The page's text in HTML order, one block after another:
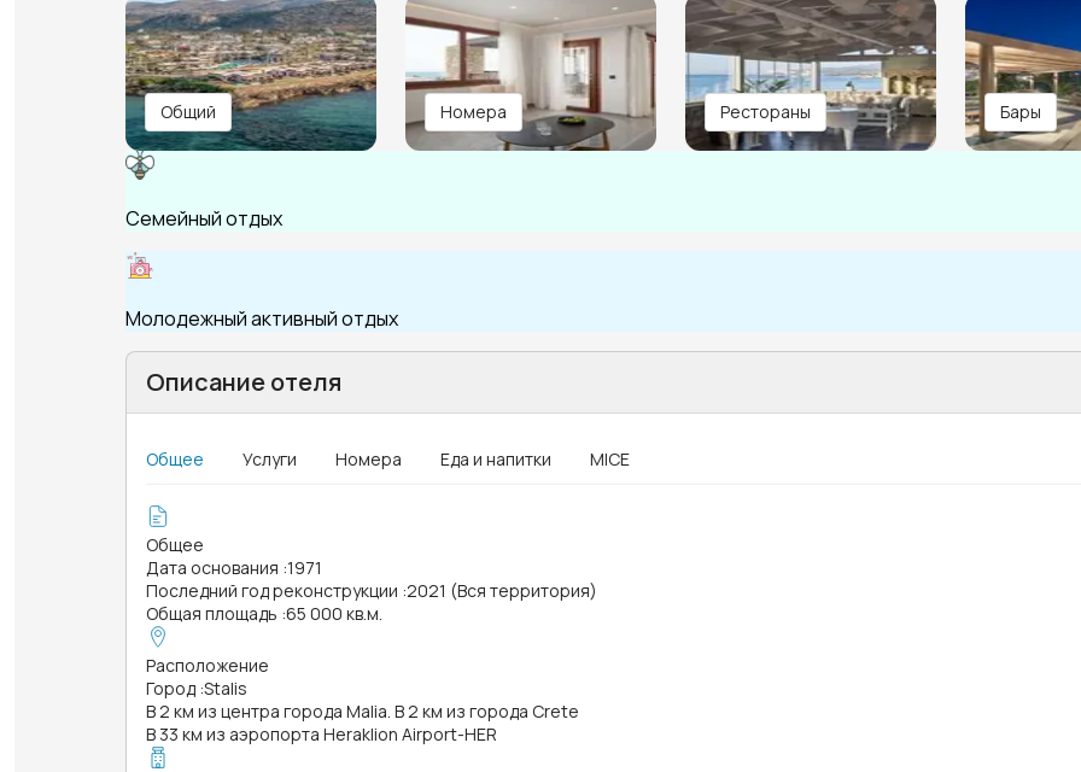
Общий Номера Рестораны Бары
Семейный отдых
Молодежный активный отдых
Описание отеля
Общее Услуги Номера Еда и напитки MICE
Общее
Дата основания :1971
Последний год реконструкции :2021 (Вся территория)
Общая площадь :65 000 кв.м.
Расположение
Город :Stalis
В 2 км из центра города Malia. В 2 км из города Crete
В 33 км из аэропорта Heraklion Airport-HER